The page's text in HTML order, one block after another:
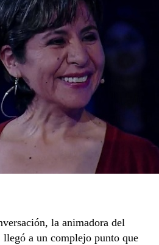
la animadora del
llegó a un complejo punto que